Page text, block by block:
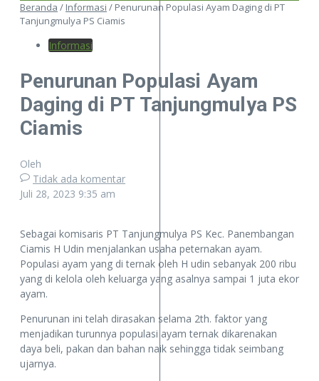
Beranda / Informasi / Penurunan Populasi Ayam Daging di PT
Tanjungmulya PS Ciamis
Informasi
Penurunan Populasi Ayam
Daging di PT Tanjungmulya PS
Ciamis
Oleh
Tidak ada komentar
Juli 28, 2023 9:35 am
Sebagai komisaris PT Tanjungmulya PS Kec. Panembangan
Ciamis H Udin menjalankan usaha peternakan ayam.
Populasi ayam yang di ternak oleh H udin sebanyak 200 ribu
yang di kelola oleh keluarga yang asalnya sampai 1 juta ekor
ayam.
Penurunan ini telah dirasakan selama 2th. faktor yang
menjadikan turunnya populasi ayam ternak dikarenakan
daya beli, pakan dan bahan naik sehingga tidak seimbang
ujarnya.